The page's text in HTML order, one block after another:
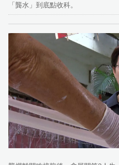
「龔水」到底點收科。